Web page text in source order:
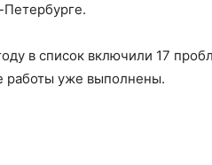
Петербурге.
в список включили 17
работы уже выполнены.